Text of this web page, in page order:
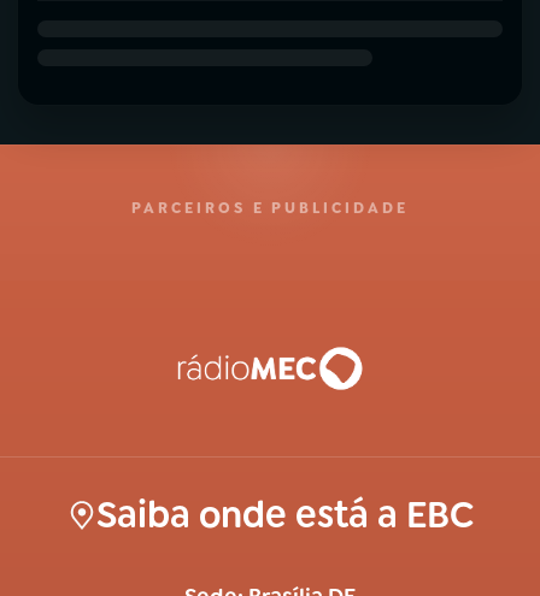
PARCEIROS E PUBLICIDADE
Saiba onde está a EBC